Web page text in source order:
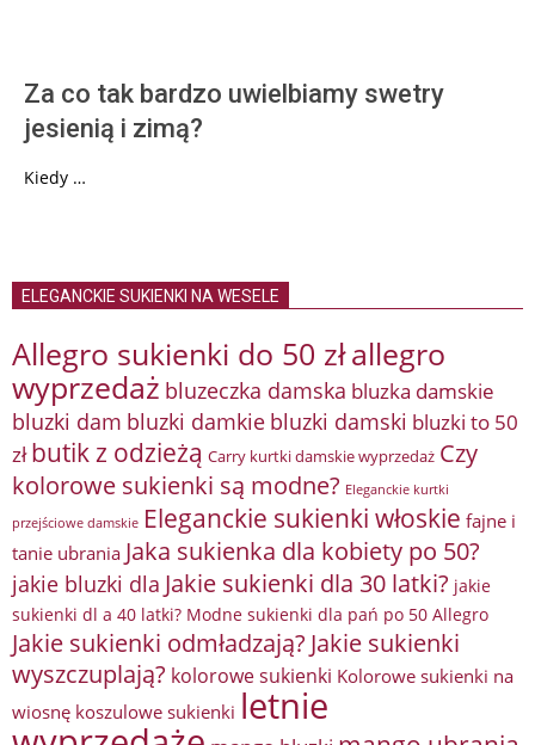
Za co tak bardzo uwielbiamy swetry
jesienią i zimą?
Kiedy …
ELEGANCKIE SUKIENKI NA WESELE
Allegro sukienki do 50 złallegro
wyprzedaż bluzeczka damska bluzka damskie
bluzki dam bluzki damkie bluzki damski bluzki to 50
zł butik z odzieżą Carry kurtki damskie wyprzedaż Czy
kolorowe sukienki są modne? Eleganckie kurtki
przejściowe damskie Eleganckie sukienki włoskie fajne i
tanie ubrania Jaka sukienka dla kobiety po 50?
jakie bluzki dla Jakie sukienki dla 30 latki? jakie
sukienki dl a 40 latki? Modne sukienki dla pań po 50 Allegro
Jakie sukienki odmładzają? Jakie sukienki
wyszczuplają? kolorowe sukienki Kolorowe sukienki na
wiosnę koszulowe sukienki letnie